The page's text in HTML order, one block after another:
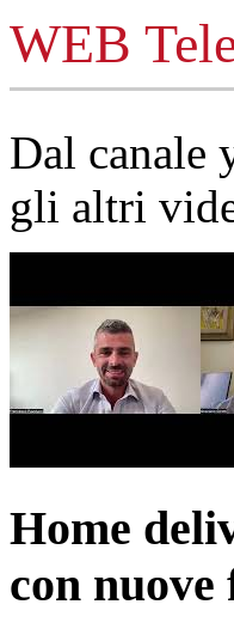
WEB
Dal canale
gli altri
Home
con